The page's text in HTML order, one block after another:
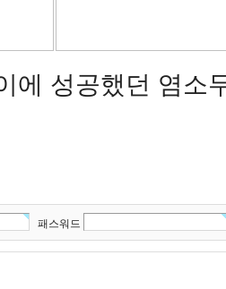
에 성공했던 염
패스워드